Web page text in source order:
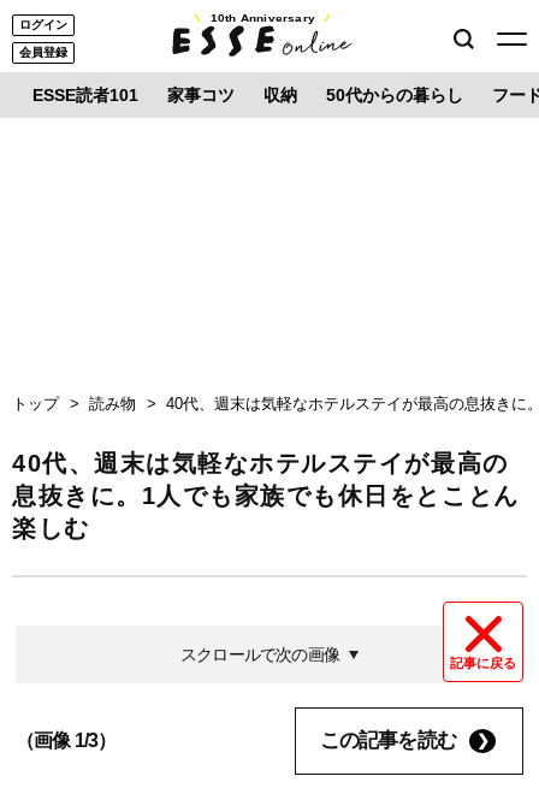
ログイン
会員登録
10th Anniversary
ESSE読者101 家事コツ 収納 50代からの暮らし フー
トップ 読み物 40代、週末は気軽なホテルステイが最高の息抜きに
40代、週末は気軽なホテルステイが最高の
息抜きに。1人でも家族でも休日をとことん
楽しむ
記事に戻る
スクロールで次の画像
（画像 1/3） この記事を読む